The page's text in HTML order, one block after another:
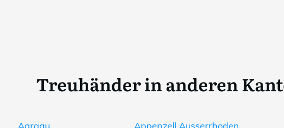
Treuhänder in anderen